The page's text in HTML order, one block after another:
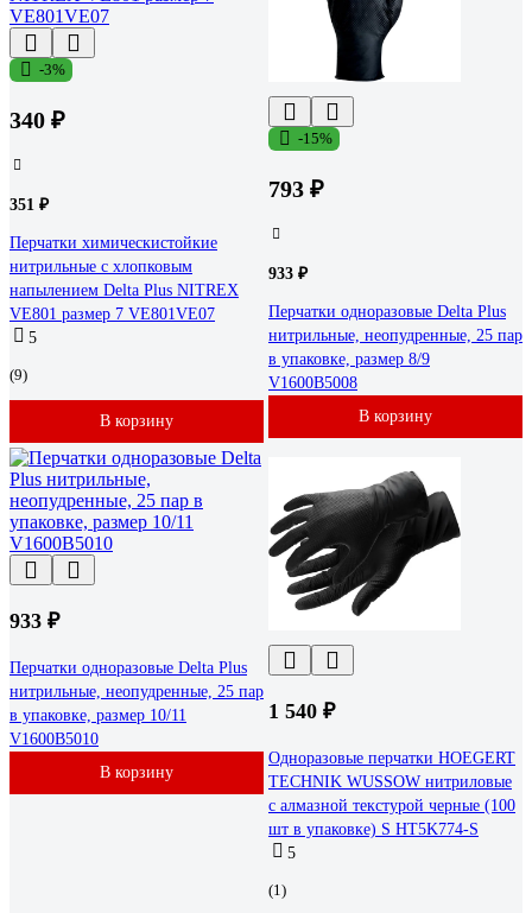
-3%
340 ₽
351 ₽
Перчатки химическистойкие
нитрильные с хлопковым
напылением Delta Plus NITREX
VE801 размер 7 VE801VE07
5
(9)
В корзину
-15%
793 ₽
933 ₽
Перчатки одноразовые Delta Plus
нитрильные, неопудренные, 25 пар
в упаковке, размер 8/9
V1600B5008
В корзину
933 ₽
Перчатки одноразовые Delta Plus
нитрильные, неопудренные, 25 пар
в упаковке, размер 10/11
V1600B5010
В корзину
1 540 ₽
Одноразовые перчатки HOEGERT
TECHNIK WUSSOW нитриловые
с алмазной текстурой черные (100
шт в упаковке) S HT5K774-S
5
(1)